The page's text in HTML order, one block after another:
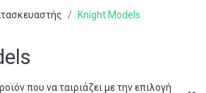
Knight Models
που να ταιριάζει με την επιλογή